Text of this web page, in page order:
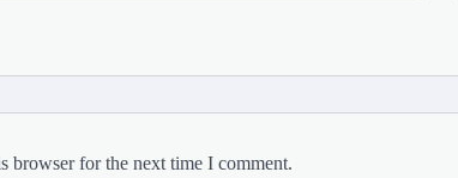
browser for the next time I comment.